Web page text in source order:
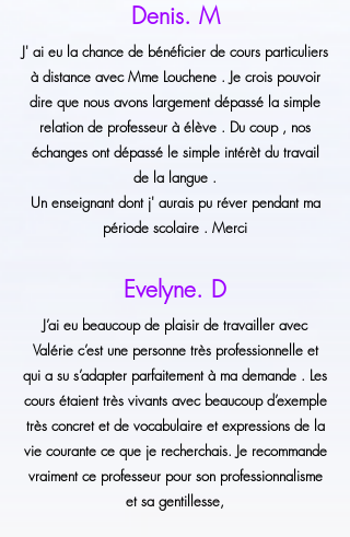
Denis. M
J' ai eu la chance de bénéficier de cours particuliers
à distance avec Mme Louchene . Je crois pouvoir
dire que nous avons largement dépassé la simple
relation de professeur à élève . Du coup , nos
échanges ont dépassé le simple intérèt du travail
de la langue .
Un enseignant dont j' aurais pu réver pendant ma
période scolaire . Merci
Evelyne. D
J’ai eu beaucoup de plaisir de travailler avec
Valérie c’est une personne très professionnelle et
qui a su s’adapter parfaitement à ma demande . Les
cours étaient très vivants avec beaucoup d’exemple
très concret et de vocabulaire et expressions de la
vie courante ce que je recherchais. Je recommande
vraiment ce professeur pour son professionnalisme
et sa gentillesse,